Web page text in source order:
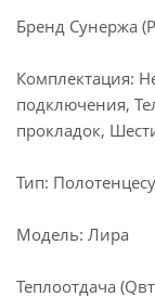
Бренд Сунержа
Комплектация:
подключения,
прокладок,
Тип:
Модель: Лира
Теплоотдача